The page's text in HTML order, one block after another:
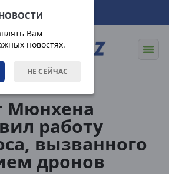
Вам
новостях.
НЕ СЕЙЧАС
Мюнхена
работу
вызванного
дронов